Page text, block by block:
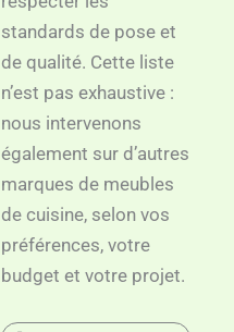
standards de pose et
de qualité. Cette liste
n’est pas exhaustive :
nous intervenons
également sur d’autres
marques de meubles
de cuisine, selon vos
préférences, votre
budget et votre projet.